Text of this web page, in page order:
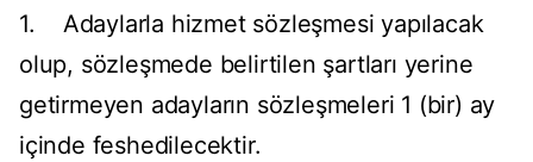
1. Adaylarla hizmet sözleşmesi yapılacak
olup, sözleşmede belirtilen şartları yerine
getirmeyen adayların sözleşmeleri 1 (bir) ay
içinde feshedilecektir.